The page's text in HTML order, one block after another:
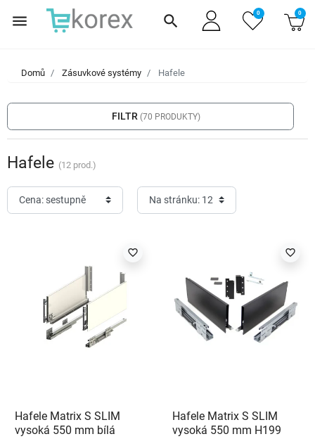
menu search 0 0
Domů Zásuvkové systémy Hafele
FILTR (70 PRODUKTY)
Hafele (12 prod.)
favorite_border
Hafele Matrix S SLIM
vysoká 550 mm bílá
favorite_border
Hafele Matrix S SLIM
vysoká 550 mm H199